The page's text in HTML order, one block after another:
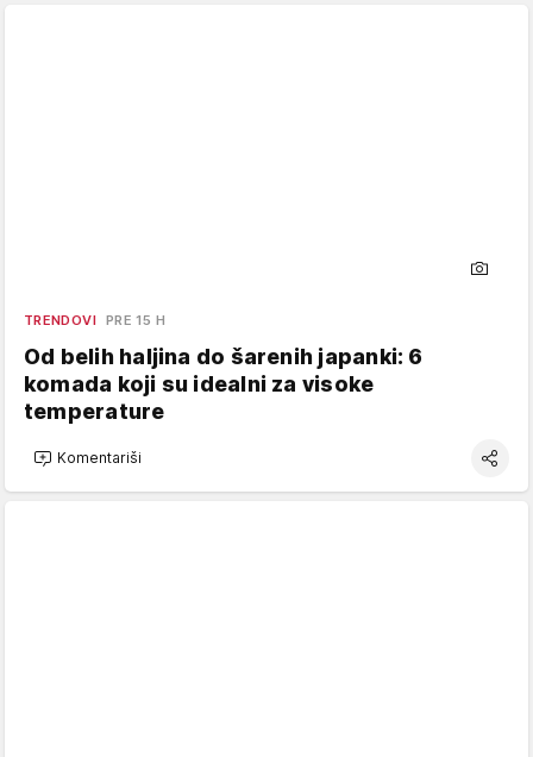
TRENDOVI PRE 15 H
Od belih haljina do šarenih japanki: 6
komada koji su idealni za visoke
temperature
Komentariši